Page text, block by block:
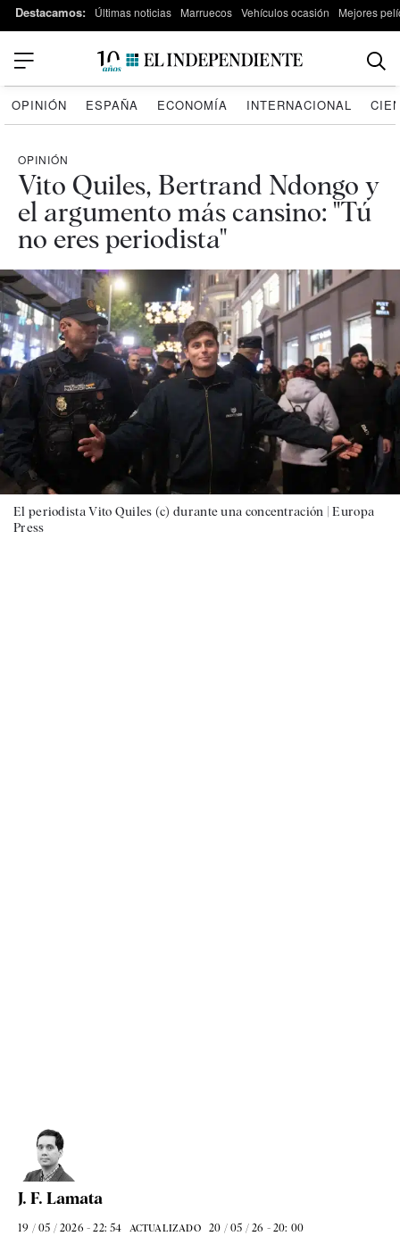
Destacamos: Últimas noticias Marruecos Vehículos ocasión Mejores
OPINIÓN ESPAÑA ECONOMÍA INTERNACIONAL
OPINIÓN
Vito Quiles, Bertrand Ndongo y
el argumento más cansino: "Tú
no eres periodista"
El periodista Vito Quiles (c) durante una concentración |Europa
Press
J. F. Lamata
19 / 05 / 2026 - 22: 54 ACTUALIZADO 20 / 05 / 26 - 20: 00